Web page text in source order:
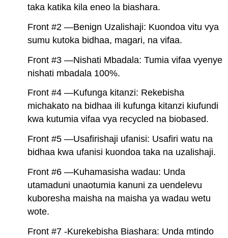
taka katika kila eneo la biashara.
Front #2 —Benign Uzalishaji: Kuondoa vitu vya
sumu kutoka bidhaa, magari, na vifaa.
Front #3 —Nishati Mbadala: Tumia vifaa vyenye
nishati mbadala 100%.
Front #4 —Kufunga kitanzi: Rekebisha
michakato na bidhaa ili kufunga kitanzi kiufundi
kwa kutumia vifaa vya recycled na biobased.
Front #5 —Usafirishaji ufanisi: Usafiri watu na
bidhaa kwa ufanisi kuondoa taka na uzalishaji.
Front #6 —Kuhamasisha wadau: Unda
utamaduni unaotumia kanuni za uendelevu
kuboresha maisha na maisha ya wadau wetu
wote.
Front #7 -Kurekebisha Biashara: Unda mtindo